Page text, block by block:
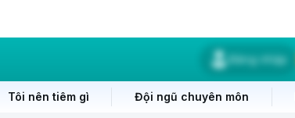
Đăng nhập
Tôi nên tiêm gì Đội ngũ chuyên môn